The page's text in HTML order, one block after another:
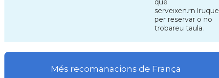
que
per reservar o no
trobareu taula.
Més recomanacions de França